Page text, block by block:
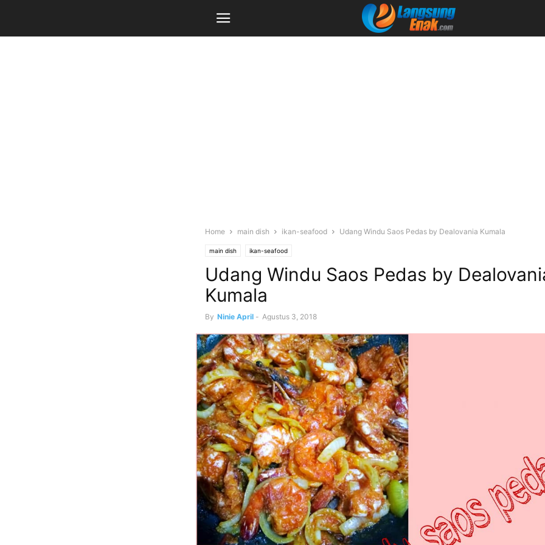
Home main dish ikan-seafood Udang Windu Saos Pedas by Dealovania Kumala
main dish ikan-seafood
Udang Windu Saos Pedas by
Kumala
By Ninie April - Agustus 3, 2018